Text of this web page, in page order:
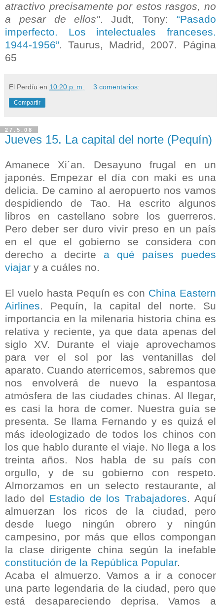
atractivo precisamente por estos rasgos, no
a pesar de ellos". Judt, Tony: “Pasado
imperfecto. Los intelectuales franceses.
1944-1956”. Taurus, Madrid, 2007. Página
65
El Perdíu en 10:20 p. m. 3 comentarios:
Compartir
27.5.08
Jueves 15. La capital del norte (Pequín)
Amanece Xi´an. Desayuno frugal en un
japonés. Empezar el día con maki es una
delicia. De camino al aeropuerto nos vamos
despidiendo de Tao. Ha escrito algunos
libros en castellano sobre los guerreros.
Pero deber ser duro vivir preso en un país
en el que el gobierno se considera con
derecho a decirte a qué países puedes
viajar y a cuáles no.
El vuelo hasta Pequín es con China Eastern
Airlines. Pequín, la capital del norte. Su
importancia en la milenaria historia china es
relativa y reciente, ya que data apenas del
siglo XV. Durante el viaje aprovechamos
para ver el sol por las ventanillas del
aparato. Cuando aterricemos, sabremos que
nos envolverá de nuevo la espantosa
atmósfera de las ciudades chinas. Al llegar,
es casi la hora de comer. Nuestra guía se
presenta. Se llama Fernando y es quizá el
más ideologizado de todos los chinos con
los que hablo durante el viaje. No llega a los
treinta años. Nos habla de su país con
orgullo, y de su gobierno con respeto.
Almorzamos en un selecto restaurante, al
lado del Estadio de los Trabajadores. Aquí
almuerzan los ricos de la ciudad, pero
desde luego ningún obrero y ningún
campesino, por más que ellos compongan
la clase dirigente china según la inefable
constitución de la República Popular.
Acaba el almuerzo. Vamos a ir a conocer
una parte legendaria de la ciudad, pero que
está desapareciendo deprisa. Vamos a